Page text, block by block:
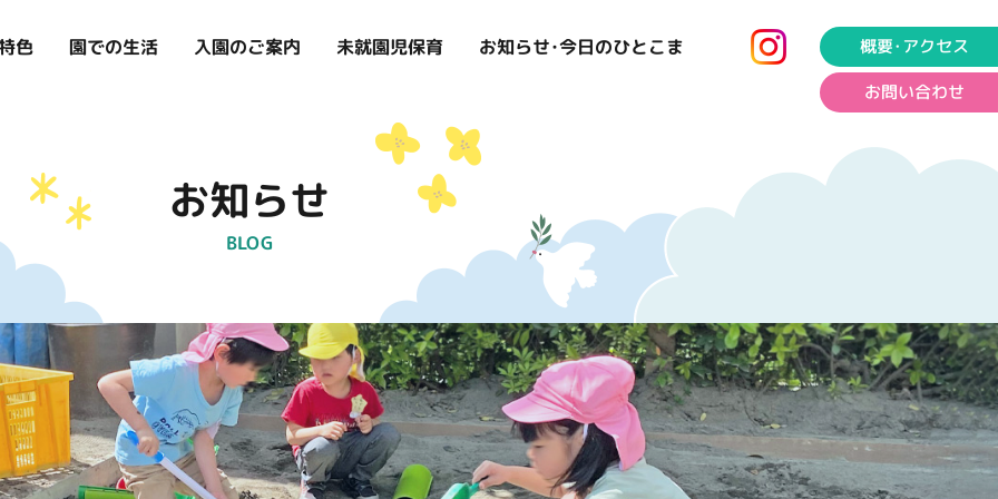
色 園での生活 入園のご案内 未就園児保育 お知らせ･今日のひとこま 概要･アクセス
お問い合わせ
お知らせ
BLOG